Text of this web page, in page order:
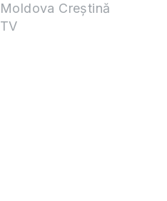
Moldova Creștină
TV